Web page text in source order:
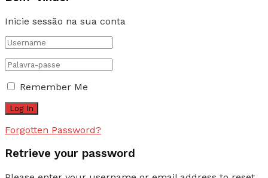
Inicie sessão na sua conta
Remember Me
Forgotten Password?
Retrieve your password